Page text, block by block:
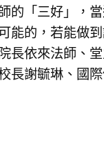
的「三好」，
能的，若能做
長依來法師、
長謝毓琳、國